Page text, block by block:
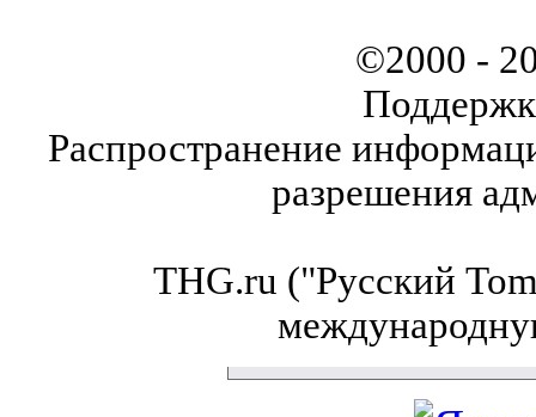
©2000 -
Распространение
разрешения
THG.ru ("Русский